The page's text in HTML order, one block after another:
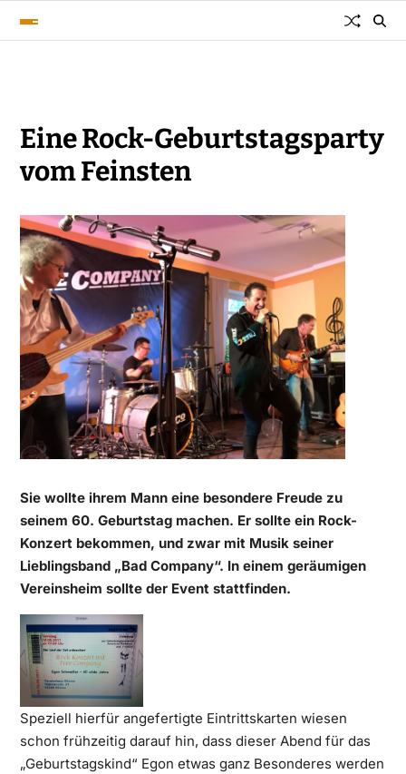
Eine Rock-Geburtstagsparty
vom Feinsten
Sie wollte ihrem Mann eine besondere Freude zu
seinem 60. Geburtstag machen. Er sollte ein Rock-
Konzert bekommen, und zwar mit Musik seiner
Lieblingsband „Bad Company“. In einem geräumigen
Vereinsheim sollte der Event stattfinden.
Speziell hierfür angefertigte Eintrittskarten wiesen
schon frühzeitig darauf hin, dass dieser Abend für das
„Geburtstagskind“ Egon etwas ganz Besonderes werden